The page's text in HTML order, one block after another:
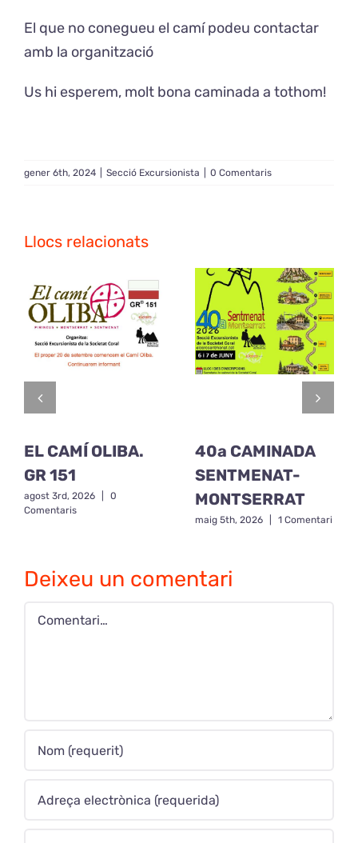
Balla Vallès
El que no conegueu el camí podeu contactar
amb la organització
Us hi esperem, molt bona caminada a tothom!
gener 6th, 2024 Secció Excursionista 0 Comentaris
Llocs relacionats
EL CAMÍ OLIBA.
GR 151
agost 3rd, 2026
0
Comentaris
40a CAMINADA
SENTMENAT-
MONTSERRAT
maig 5th, 2026 1 Comentari
Deixeu un comentari
Comment